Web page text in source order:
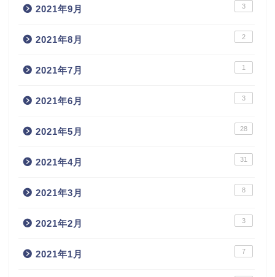
2021年9月 3
2021年8月 2
2021年7月 1
2021年6月 3
2021年5月 28
2021年4月 31
2021年3月 8
2021年2月 3
2021年1月 7